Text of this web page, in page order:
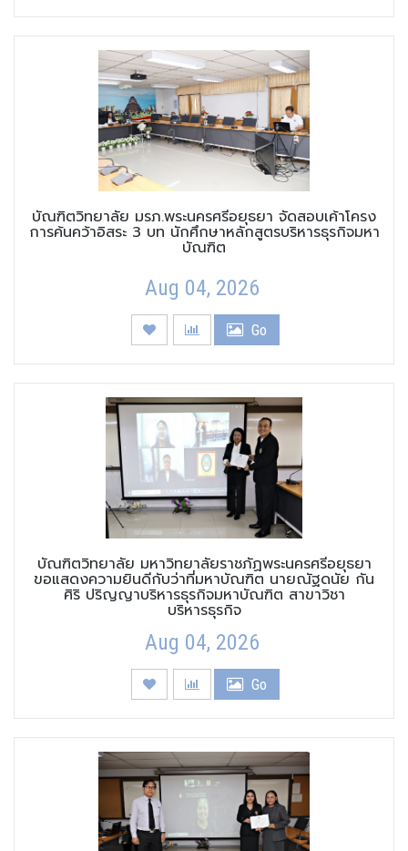
บัณฑิตวิทยาลัย มรภ.พระนครศรีอยุธยา จัดสอบเค้าโครง
การค้นคว้าอิสระ 3 บท นักศึกษาหลักสูตรบริหารธุรกิจมหา
บัณฑิต
Aug 04, 2026
Go
บัณฑิตวิทยาลัย มหาวิทยาลัยราชภัฏพระนครศรีอยุธยา
ขอแสดงความยินดีกับว่าที่มหาบัณฑิต นายณัฐดนัย กัน
ศิริ ปริญญาบริหารธุรกิจมหาบัณฑิต สาขาวิชา
บริหารธุรกิจ
Aug 04, 2026
Go